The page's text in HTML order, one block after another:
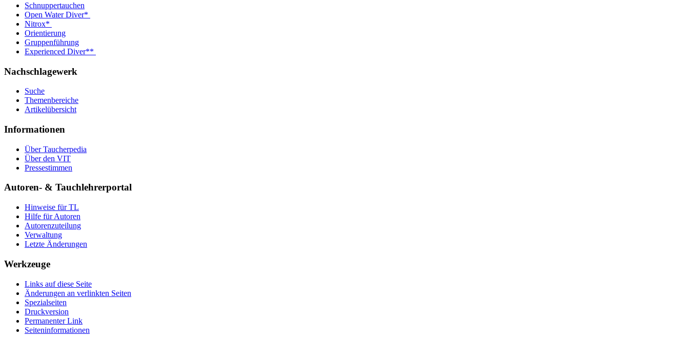
Schnuppertauchen
Open Water Diver*
Nitrox*
Orientierung
Gruppenführung
Experienced Diver**
Nachschlagewerk
Suche
Themenbereiche
Artikelübersicht
Informationen
Über Taucherpedia
Über den VIT
Pressestimmen
Autoren- & Tauchlehrerportal
Hinweise für TL
Hilfe für Autoren
Autorenzuteilung
Verwaltung
Letzte Änderungen
Werkzeuge
Links auf diese Seite
Änderungen an verlinkten Seiten
Spezialseiten
Druckversion
Permanenter Link
Seiten­informationen